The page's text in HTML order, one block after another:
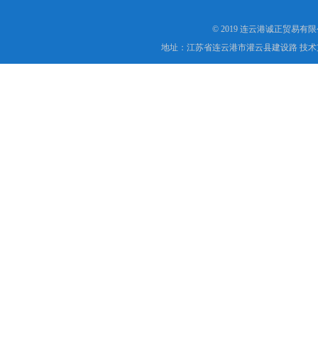
© 2019 连云港诚正贸易有
地址：江苏省连云港市灌云县建设路 技